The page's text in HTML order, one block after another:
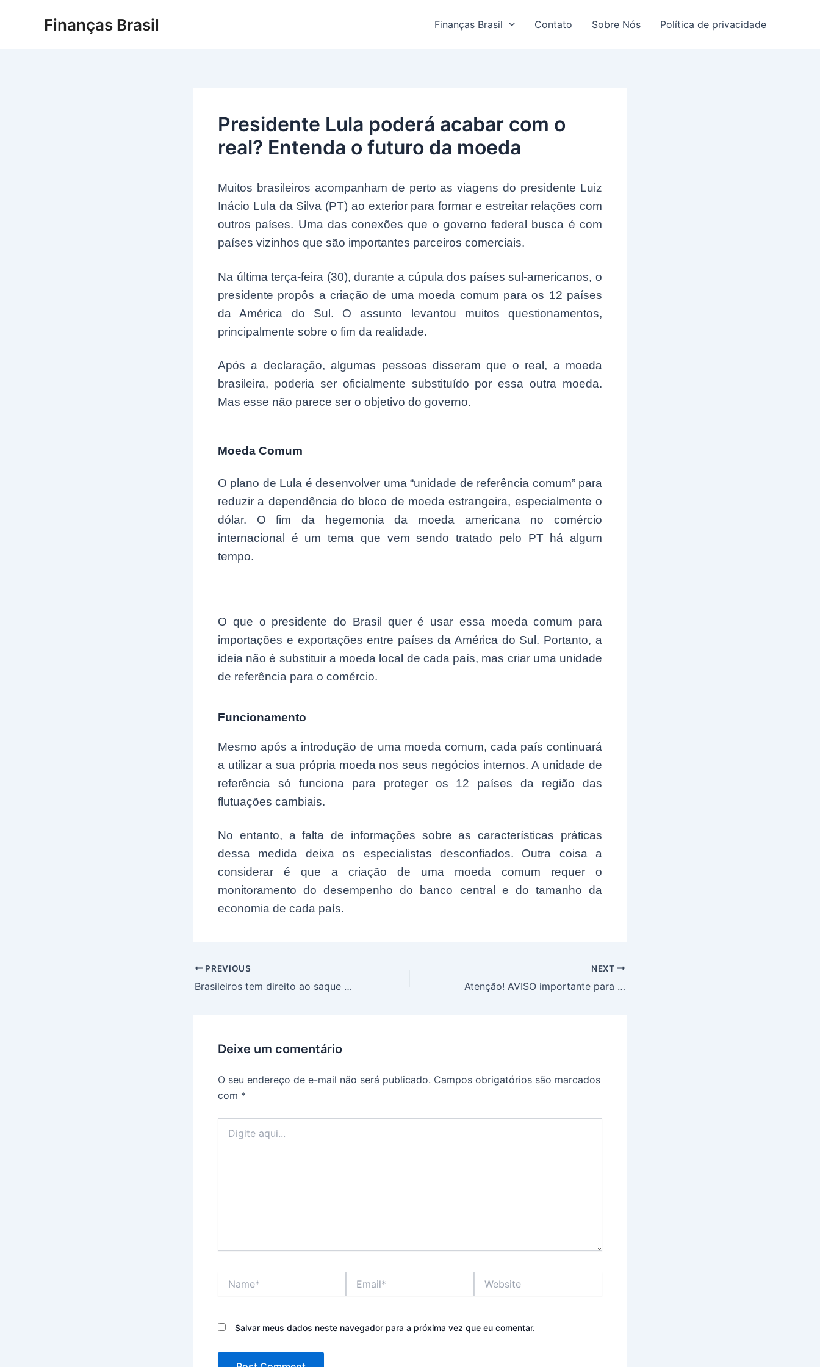
Finanças Brasil Finanças Brasil Contato Sobre Nós Política de privacidade
Presidente Lula poderá acabar com o
real? Entenda o futuro da moeda
Muitos brasileiros acompanham de perto as viagens do presidente Luiz
Inácio Lula da Silva (PT) ao exterior para formar e estreitar relações com
outros países. Uma das conexões que o governo federal busca é com
países vizinhos que são importantes parceiros comerciais.
Na última terça-feira (30), durante a cúpula dos países sul-americanos, o
presidente propôs a criação de uma moeda comum para os 12 países
da América do Sul. O assunto levantou muitos questionamentos,
principalmente sobre o fim da realidade.
Após a declaração, algumas pessoas disseram que o real, a moeda
brasileira, poderia ser oficialmente substituído por essa outra moeda.
Mas esse não parece ser o objetivo do governo.
Moeda Comum
O plano de Lula é desenvolver uma “unidade de referência comum” para
reduzir a dependência do bloco de moeda estrangeira, especialmente o
dólar. O fim da hegemonia da moeda americana no comércio
internacional é um tema que vem sendo tratado pelo PT há algum
tempo.
O que o presidente do Brasil quer é usar essa moeda comum para
importações e exportações entre países da América do Sul. Portanto, a
ideia não é substituir a moeda local de cada país, mas criar uma unidade
de referência para o comércio.
Funcionamento
Mesmo após a introdução de uma moeda comum, cada país continuará
a utilizar a sua própria moeda nos seus negócios internos. A unidade de
referência só funciona para proteger os 12 países da região das
flutuações cambiais.
No entanto, a falta de informações sobre as características práticas
dessa medida deixa os especialistas desconfiados. Outra coisa a
considerar é que a criação de uma moeda comum requer o
monitoramento do desempenho do banco central e do tamanho da
economia de cada país.
Post
navigation
PREVIOUS
Brasileiros tem direito ao saque único de R$ 6.220,00: Veja os requisitos para receber
NEXT
Atenção! AVISO importante para os brasileiros que possuem CNH e estão com o nome sujo; Confira
Deixe um comentário
O seu endereço de e-mail não será publicado. Campos obrigatórios são marcados
com *
aqui...
Salvar meus dados neste navegador para a próxima vez que eu comentar.